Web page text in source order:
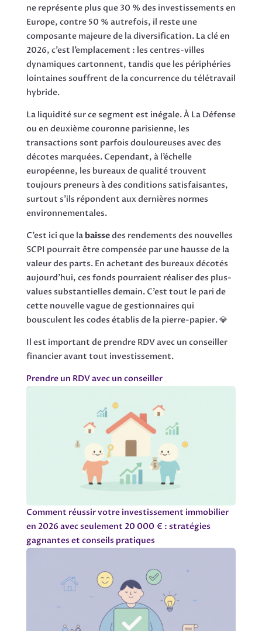
ne représente plus que 30 % des investissements en
Europe, contre 50 % autrefois, il reste une
composante majeure de la diversification. La clé en
2026, c’est l’emplacement : les centres-villes
dynamiques cartonnent, tandis que les périphéries
lointaines souffrent de la concurrence du télétravail
hybride.
La liquidité sur ce segment est inégale. À La Défense
ou en deuxième couronne parisienne, les
transactions sont parfois douloureuses avec des
décotes marquées. Cependant, à l’échelle
européenne, les bureaux de qualité trouvent
toujours preneurs à des conditions satisfaisantes,
surtout s’ils répondent aux dernières normes
environnementales.
C’est ici que la baissedes rendements des nouvelles
SCPI pourrait être compensée par une hausse de la
valeur des parts. En achetant des bureaux décotés
aujourd’hui, ces fonds pourraient réaliser des plus-
values substantielles demain. C’est tout le pari de
cette nouvelle vague de gestionnaires qui
bousculent les codes établis de la pierre-papier. 💎
Il est important de prendre RDV avec un conseiller
financier avant tout investissement.
Prendre un RDV avec un conseiller
Comment réussir votre investissement immobilier
en 2026 avec seulement 20 000 € : stratégies
gagnantes et conseils pratiques